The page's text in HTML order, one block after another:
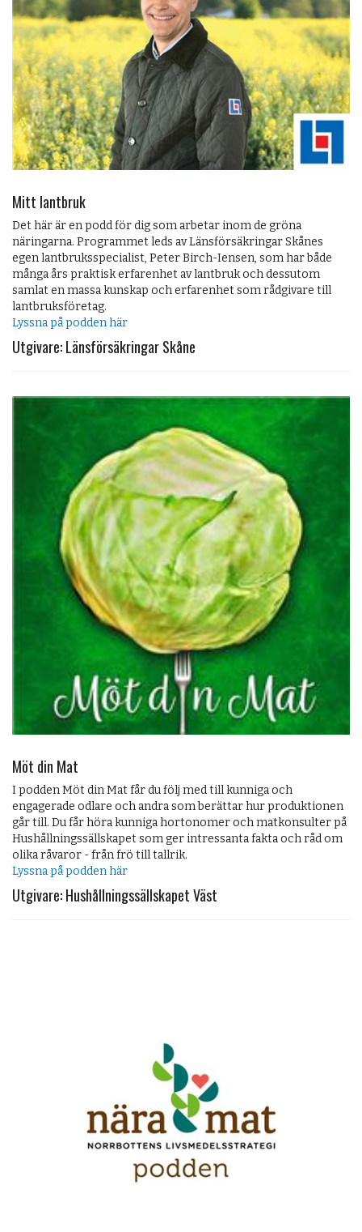
Mitt lantbruk
Det här är en podd för dig som arbetar inom de gröna
näringarna. Programmet leds av Länsförsäkringar Skånes
egen lantbruksspecialist, Peter Birch-Iensen, som har både
många års praktisk erfarenhet av lantbruk och dessutom
samlat en massa kunskap och erfarenhet som rådgivare till
lantbruksföretag.
Lyssna på podden här
Utgivare: Länsförsäkringar Skåne
Möt din Mat
I podden Möt din Mat får du följ med till kunniga och
engagerade odlare och andra som berättar hur produktionen
går till. Du får höra kunniga hortonomer och matkonsulter på
Hushållningssällskapet som ger intressanta fakta och råd om
olika råvaror - från frö till tallrik.
Lyssna på podden här
Utgivare: Hushållningssällskapet Väst